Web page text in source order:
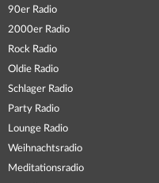
90er Radio
2000er Radio
Rock Radio
Oldie Radio
Schlager Radio
Party Radio
Lounge Radio
Weihnachtsradio
Meditationsradio